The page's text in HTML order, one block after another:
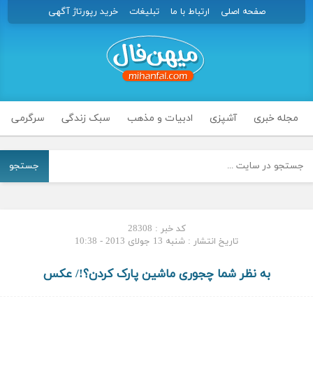
صفحه اصلی ارتباط با ما تبلیغات خرید رپورتاژ آگهی
مجله خبری آشپزی ادبیات و مذهب سبک زندگی سرگرمی
جستجو
کد خبر : 28308
تاریخ انتشار : شنبه 13 جولای 2013 - 10:38
به نظر شما چجوری ماشین پارک کردن؟!/ عکس